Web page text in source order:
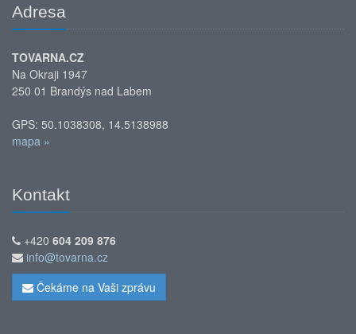
Adresa
TOVARNA.CZ
Na Okraji 1947
250 01 Brandýs nad Labem
GPS: 50.1038308, 14.5138988
mapa »
Kontakt
+420 604 209 876
info@tovarna.cz
Čekáme na Vaši zprávu